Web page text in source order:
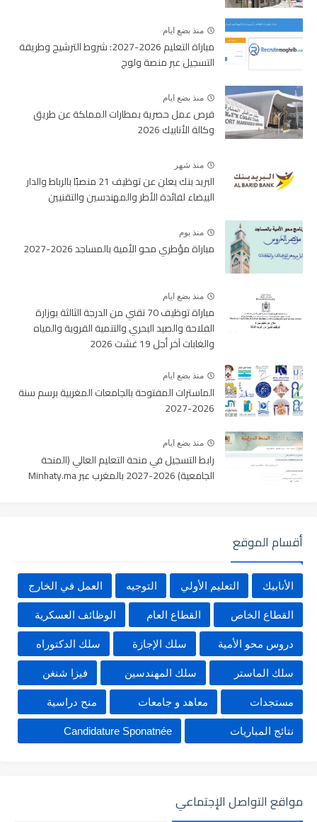
منذ بضع ايام
مباراة التعليم 2026-2027: شروط الترشيح وطريقة
التسجيل عبر منصة ولوج
منذ بضع ايام
فرص عمل حصرية بمطارات المملكة عن طريق
وكالة الأنابيك 2026
منذ شهر
البريد بنك يعلن عن توظيف 21 منصبًا بالرباط والدار
البيضاء لفائدة الأطر والمهندسين والتقنيين
منذ يوم
مباراة مؤطري محو الأمية بالمساجد 2026-2027
منذ بضع ايام
مباراة توظيف 70 تقني من الدرجة الثالثة بوزارة
الفلاحة والصيد البحري والتنمية القروية والمياه
والغابات آخر أجل 19 غشت 2026
منذ بضع ايام
الماسترات المفتوحة بالجامعات المغربية برسم سنة
2026-2027
منذ بضع ايام
رابط التسجيل في منحة التعليم العالي (المنحة
الجامعية) 2026-2027 بالمغرب عبر Minhaty.ma
أقسام الموقع
الأنابيك التعليم الأولي التوجيه العمل في الخارج
القطاع الخاص القطاع العام الوظائف العسكرية
دروس محو الأمية سلك الإجازة سلك الدكتوراه
سلك الماستر سلك المهندسين فيزا شنغن
مستجدات معاهد و جامعات منح دراسية
نتائج المباريات Candidature Sponatnée
مواقع التواصل الإجتماعي